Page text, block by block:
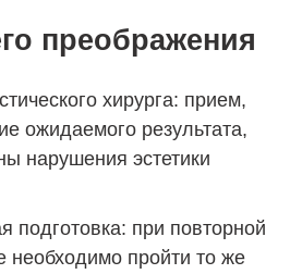
преображения
хирурга: прием,
ожидаемого результата,
нарушения эстетики
подготовка: при повторной
необходимо пройти то же